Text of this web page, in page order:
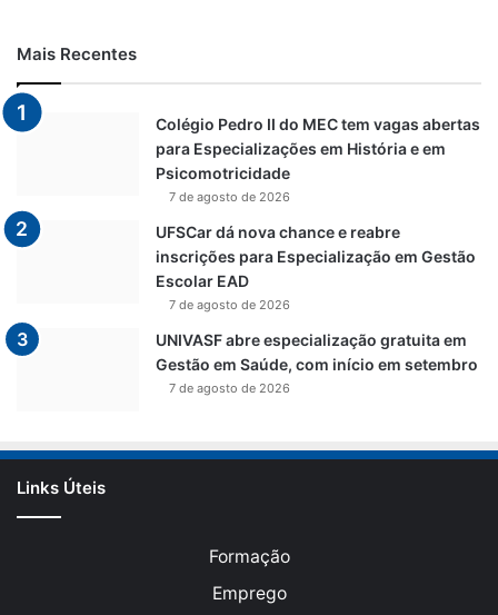
Mais Recentes
Colégio Pedro II do MEC tem vagas abertas
para Especializações em História e em
Psicomotricidade
7 de agosto de 2026
UFSCar dá nova chance e reabre
inscrições para Especialização em Gestão
Escolar EAD
7 de agosto de 2026
UNIVASF abre especialização gratuita em
Gestão em Saúde, com início em setembro
7 de agosto de 2026
Links Úteis
Formação
Emprego